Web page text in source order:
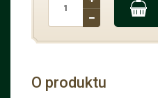
O produktu